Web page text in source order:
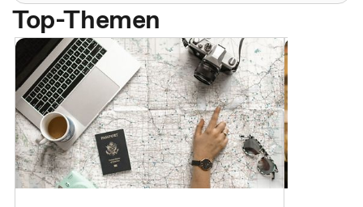
Top-Themen